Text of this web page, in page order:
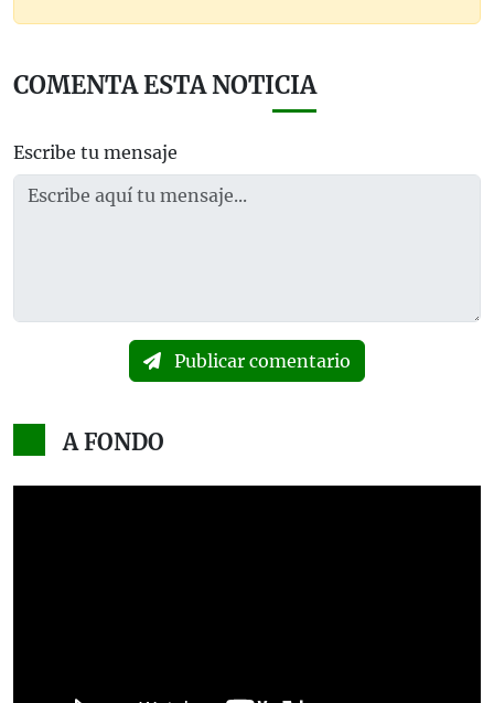
COMENTA ESTA NOTICIA
Escribe tu mensaje
Publicar comentario
A FONDO